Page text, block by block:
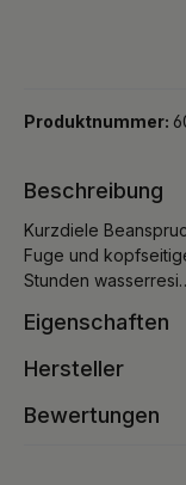
Produktnummer:
Beschreibung
Kurzdiele
Fuge und
Stunden
Eigenschaften
Hersteller
Bewertungen